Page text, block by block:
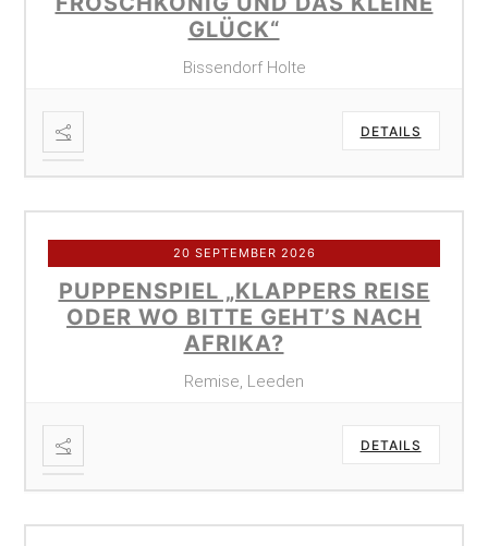
GLÜCK“
Bissendorf Holte
DETAILS
20 SEPTEMBER 2026
PUPPENSPIEL „KLAPPERS REISE
ODER WO BITTE GEHT’S NACH
AFRIKA?
Remise, Leeden
DETAILS